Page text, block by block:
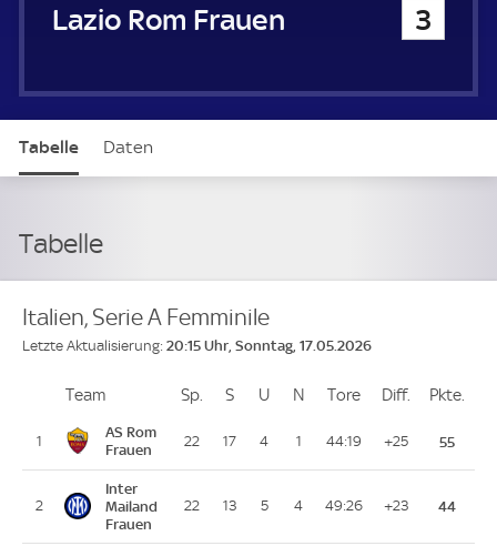
Lazio Rom Frauen
3
Tabelle Daten
Tabelle
Italien, Serie A Femminile
Letzte Aktualisierung: 20:15 Uhr, Sonntag, 17.05.2026
PlatzTeam Sp. Spiele
S Siege
U Unentschieden
N Niederlagen
Tore ToreDiff. Differenz
Pkte.
1
AS Rom
Frauen
22 17 4 1 44:19 +25 55
2
Inter
Mailand
Frauen
22 13 5 4 49:26 +23 44